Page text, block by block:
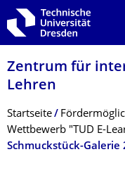
Zur Hauptnavigation
Zur Suche springen
Zum Inhalt springen
Zentrum für
Lehren
Breadcrumb-Menü
Startseite
Wettbewerb "TUD E-
Schmuckstück-Galerie